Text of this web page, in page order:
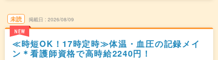
未読
NEW
掲載日 2026/08/09
≪時短OK！17時定時≫体温・血圧の記録メイ
ン＊看護師資格で高時給2240円！